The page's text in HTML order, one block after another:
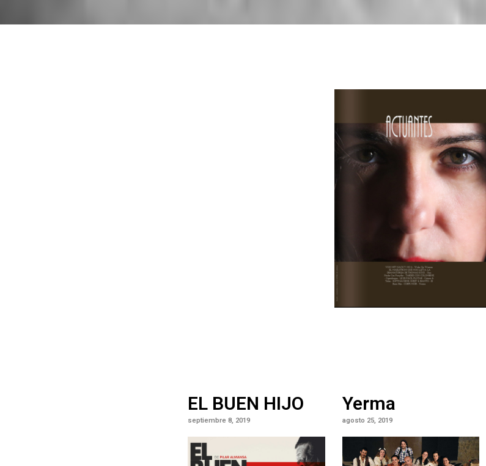
EL BUEN HIJO
septiembre 8, 2019
Yerma
agosto 25, 2019